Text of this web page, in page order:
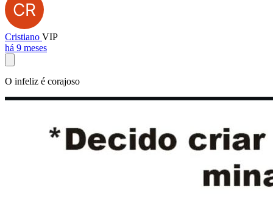
Cristiano VIP
há 9 meses
O infeliz é corajoso